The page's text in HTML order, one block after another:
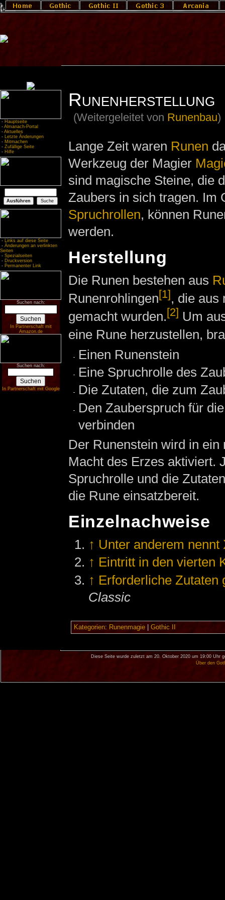
- Hauptseite
- Almanach-Portal
- Aktuelles
- Letzte Änderungen
- Mitmachen
- Zufällige Seite
- Hilfe
- Links auf diese Seite
- Änderungen an verlinkten
Seiten
- Spezialseiten
- Druckversion
- Permanenter Link
Suchen nach:
In Partnerschaft mit
Amazon.de
Suchen nach:
In Partnerschaft mit Google
Runenherstellung
(Weitergeleitet von Runenbau)
Lange Zeit waren Runen
Werkzeug der Magier
sind magische Steine, die
Zaubers in sich tragen. Im
Spruchrollen, können
werden.
Herstellung
Die Runen bestehen aus
Runenrohlingen[1], die
gemacht wurden.[2] Um
eine Rune herzustellen,
Einen Runenstein
Eine Spruchrolle des
Die Zutaten, die zum
Den Zauberspruch für
verbinden
Der Runenstein wird in
Macht des Erzes aktiviert.
Spruchrolle und die
die Rune einsatzbereit.
Einzelnachweise
↑ Unter anderem
↑ Eintritt in den vierten
↑ Erforderliche Zutaten
Classic
Kategorien: Runenmagie| Gothic II
Diese Seite wurde zuletzt am 20. Oktober 2020 um 19:00 Uhr
Über den